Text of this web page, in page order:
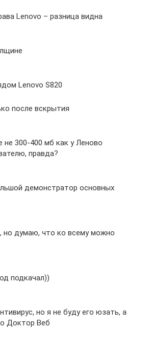
Lenovo – разница видна
Lenovo S820
после вскрытия
не 300-400 мб как у Леново
правда?
демонстратор основных
но думаю, что ко всему можно
подкачал))
но я не буду его юзать, а
Доктор Веб